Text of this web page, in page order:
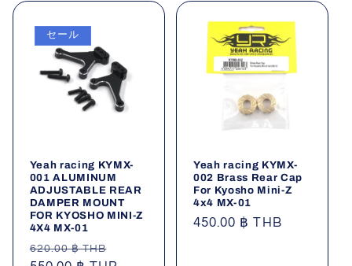
セール
Yeah racing KYMX-
001 ALUMINUM
ADJUSTABLE REAR
DAMPER MOUNT
FOR KYOSHO MINI-Z
4X4 MX-01
通
620.00 ฿ THB
Yeah racing KYMX-
002 Brass Rear Cap
For Kyosho Mini-Z
4x4 MX-01
通
450.00 ฿ THB